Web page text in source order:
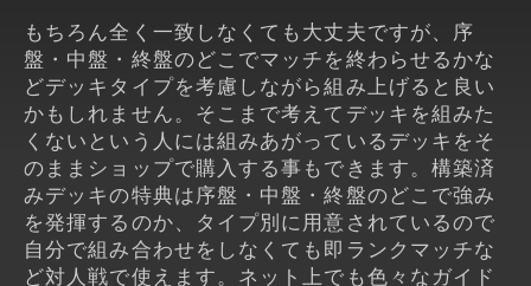
もちろん全く一致しなくても大丈夫ですが、序
盤・中盤・終盤のどこでマッチを終わらせるかな
どデッキタイプを考慮しながら組み上げると良い
かもしれません。そこまで考えてデッキを組みた
くないという人には組みあがっているデッキをそ
のままショップで購入する事もできます。構築済
みデッキの特典は序盤・中盤・終盤のどこで強み
を発揮するのか、タイプ別に用意されているので
自分で組み合わせをしなくても即ランクマッチな
ど対人戦で使えます。ネット上でも色々なガイド